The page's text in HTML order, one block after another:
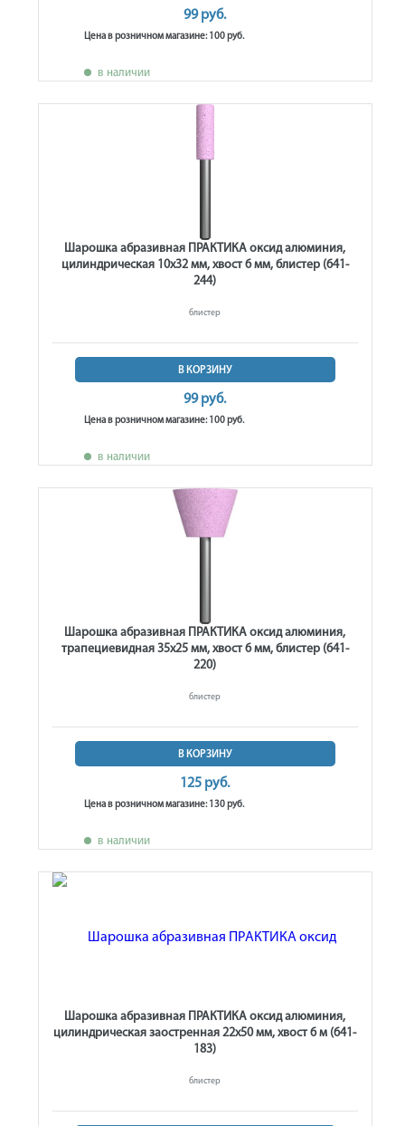
99 руб.
Цена в розничном магазине: 100 руб.
в наличии
Шарошка абразивная ПРАКТИКА оксид алюминия,
цилиндрическая 10х32 мм, хвост 6 мм, блистер (641-
244)
блистер
В КОРЗИНУ
99 руб.
Цена в розничном магазине: 100 руб.
в наличии
Шарошка абразивная ПРАКТИКА оксид алюминия,
трапециевидная 35х25 мм, хвост 6 мм, блистер (641-
220)
блистер
В КОРЗИНУ
125 руб.
Цена в розничном магазине: 130 руб.
в наличии
Шарошка абразивная ПРАКТИКА оксид алюминия,
цилиндрическая заостренная 22х50 мм, хвост 6 м (641-
183)
блистер